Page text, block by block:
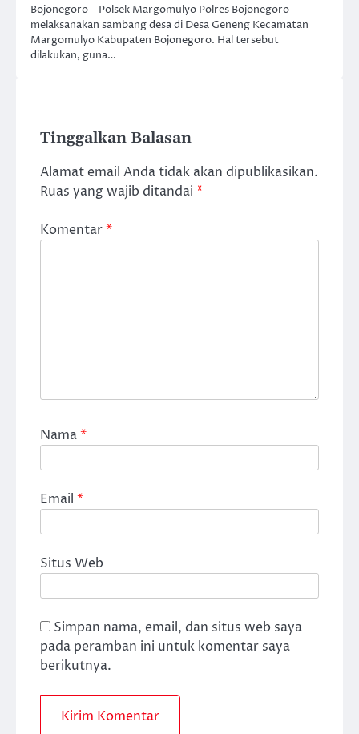
Bojonegoro – Polsek Margomulyo Polres Bojonegoro
melaksanakan sambang desa di Desa Geneng Kecamatan
Margomulyo Kabupaten Bojonegoro. Hal tersebut
dilakukan, guna…
Tinggalkan Balasan
Alamat email Anda tidak akan dipublikasikan.
Ruas yang wajib ditandai *
Komentar*
Nama*
Email *
Situs Web
Simpan nama, email, dan situs web saya
pada peramban ini untuk komentar saya
berikutnya.